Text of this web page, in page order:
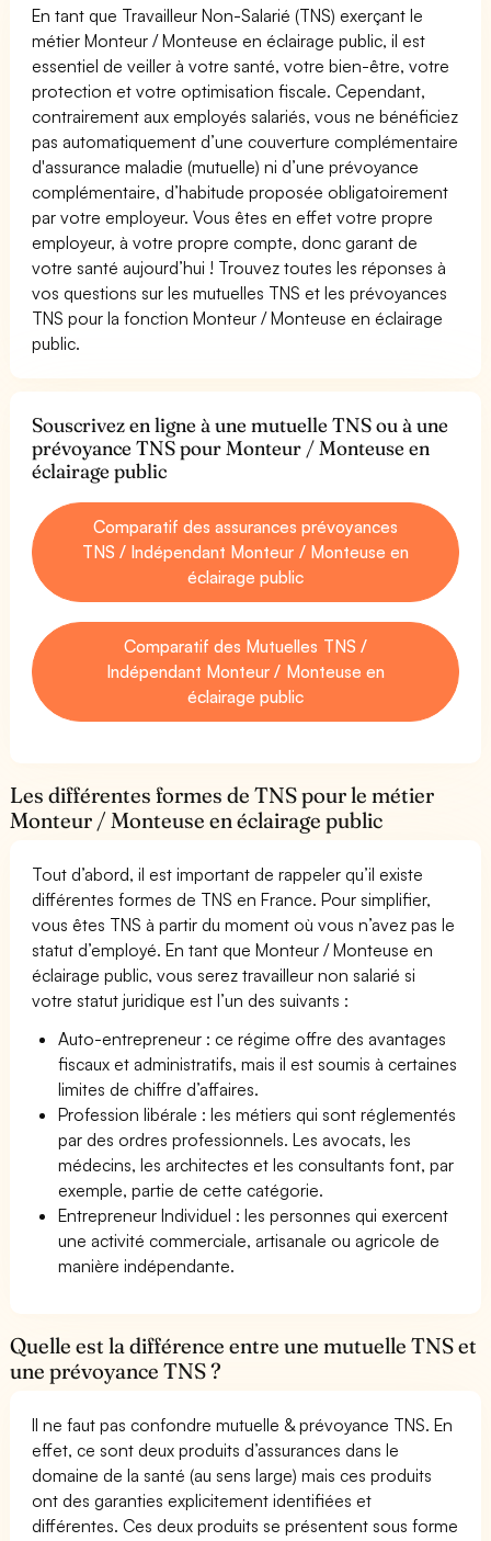
En tant que Travailleur Non-Salarié (TNS) exerçant le
métier Monteur / Monteuse en éclairage public, il est
essentiel de veiller à votre santé, votre bien-être, votre
protection et votre optimisation fiscale. Cependant,
contrairement aux employés salariés, vous ne bénéficiez
pas automatiquement d’une couverture complémentaire
d'assurance maladie (mutuelle) ni d’une prévoyance
complémentaire, d’habitude proposée obligatoirement
par votre employeur. Vous êtes en effet votre propre
employeur, à votre propre compte, donc garant de
votre santé aujourd’hui ! Trouvez toutes les réponses à
vos questions sur les mutuelles TNS et les prévoyances
TNS pour la fonction Monteur / Monteuse en éclairage
public.
Souscrivez en ligne à une mutuelle TNS ou à une
prévoyance TNS pour Monteur / Monteuse en
éclairage public
Comparatif des assurances prévoyances
TNS / Indépendant Monteur / Monteuse en
éclairage public
Comparatif des Mutuelles TNS /
Indépendant Monteur / Monteuse en
éclairage public
Les différentes formes de TNS pour le métier
Monteur / Monteuse en éclairage public
Tout d’abord, il est important de rappeler qu’il existe
différentes formes de TNS en France. Pour simplifier,
vous êtes TNS à partir du moment où vous n’avez pas le
statut d’employé. En tant que Monteur / Monteuse en
éclairage public, vous serez travailleur non salarié si
votre statut juridique est l’un des suivants :
Auto-entrepreneur : ce régime offre des avantages
fiscaux et administratifs, mais il est soumis à certaines
limites de chiffre d’affaires.
Profession libérale : les métiers qui sont réglementés
par des ordres professionnels. Les avocats, les
médecins, les architectes et les consultants font, par
exemple, partie de cette catégorie.
Entrepreneur Individuel : les personnes qui exercent
une activité commerciale, artisanale ou agricole de
manière indépendante.
Quelle est la différence entre une mutuelle TNS et
une prévoyance TNS ?
Il ne faut pas confondre mutuelle & prévoyance TNS. En
effet, ce sont deux produits d’assurances dans le
domaine de la santé (au sens large) mais ces produits
ont des garanties explicitement identifiées et
différentes. Ces deux produits se présentent sous forme